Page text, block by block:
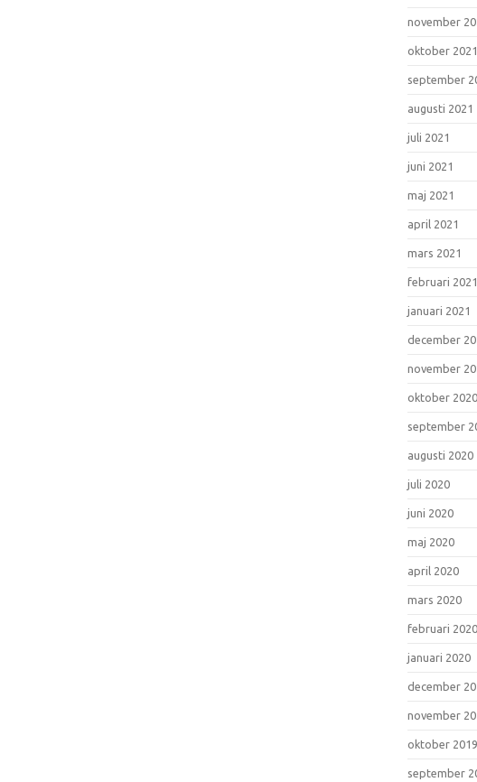
november
oktober 2021
september
augusti 2021
juli 2021
juni 2021
maj 2021
april 2021
mars 2021
februari 2021
januari 2021
december
november
oktober 2020
september
augusti 2020
juli 2020
juni 2020
maj 2020
april 2020
mars 2020
februari 2020
januari 2020
december
november
oktober 2019
september